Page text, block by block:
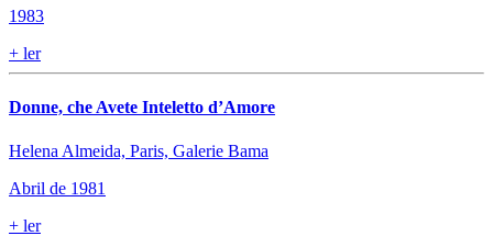
1983
+ ler
Donne, che Avete Inteletto d’Amore
Helena Almeida, Paris, Galerie Bama
Abril de 1981
+ ler